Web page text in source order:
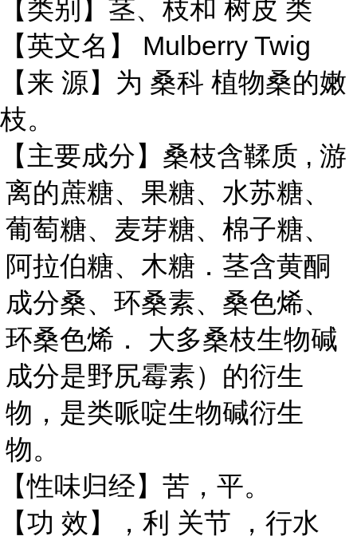
【类别】茎、枝和 树皮 类
【英文名】 Mulberry Twig
【来 源】为 桑科 植物桑的嫩
枝。
【主要成分】桑枝含鞣质 , 游
离的蔗糖、果糖、水苏糖、
葡萄糖、麦芽糖、棉子糖、
阿拉伯糖、木糖．茎含黄酮
成分桑、环桑素、桑色烯、
环桑色烯． 大多桑枝生物碱
成分是野尻霉素）的衍生
物，是类哌啶生物碱衍生
物。
【性味归经】苦，平。
【功 效】，利 关节
，行水